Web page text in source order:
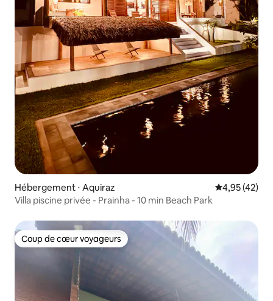
Hébergement ⋅ Aquiraz Évaluation
4,95 (42)
Villa piscine privée - Prainha - 10 min Beach Park
Coup de cœur voyageurs
Coup de cœur voyageurs